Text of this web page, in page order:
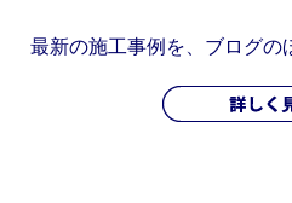
最新の施工事例を、ブログの